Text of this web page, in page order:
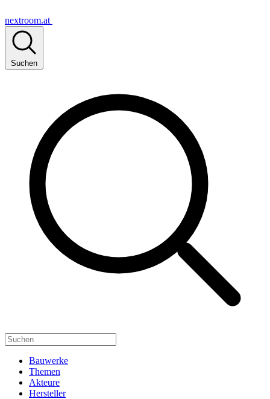
nextroom.at
Suchen
Bauwerke
Themen
Akteure
Hersteller